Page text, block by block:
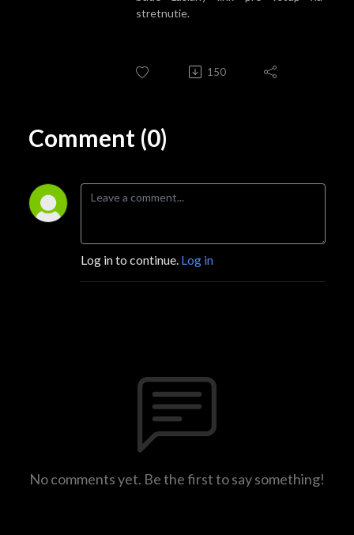
stretnutie.
150
Comment (0)
Log in to continue. Log in
No comments yet. Be the first to say something!